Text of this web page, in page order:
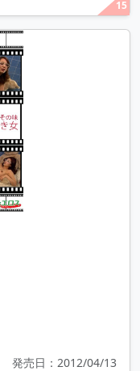
15
発売日：2012/04/13